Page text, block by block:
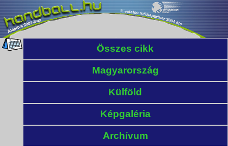
Összes cikk
Magyarország
Külföld
Képgaléria
Archívum